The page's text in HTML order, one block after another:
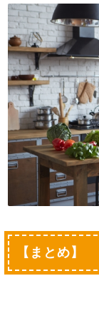
【まとめ】